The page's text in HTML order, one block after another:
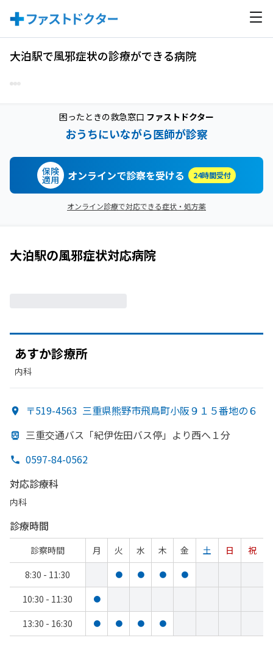
大泊駅で風邪症状の診療ができる病院
困ったときの救急窓口 ファストドクター
おうちにいながら医師が診察
保険
適用 オンラインで診察を受ける 24時間受付
オンライン診療で対応できる症状・処方薬
大泊駅の風邪症状対応病院
あすか診療所
内科
〒519-4563 三重県熊野市飛鳥町小阪９１５番地の６
三重交通バス「紀伊佐田バス停」より西へ １分
0597-84-0562
対応診療科
内科
診療時間
診察時間 月 火 水 木 金 土 日
祝
8:30 - 11:30
● ● ● ●
10:30 - 11:30 ●
13:30 - 16:30 ● ● ● ●